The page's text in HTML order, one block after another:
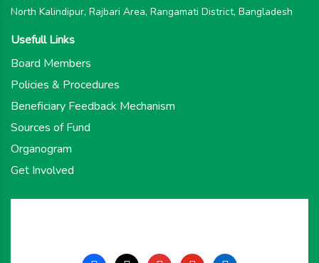
North Kalindipur, Rajbari Area, Rangamati District, Bangladesh
Usefull Links
Board Members
Policies & Procedures
Beneficiary Feedback Mechanism
Sources of Fund
Organogram
Get Involved